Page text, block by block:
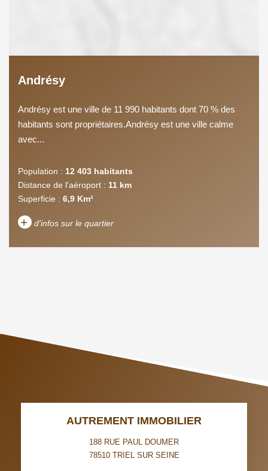
Andrésy
Andrésy est une ville de 11 990 habitants dont 70 % des
habitants sont propriétaires.Andrésy est une ville calme
avec...
Population : 12 403 habitants
Distance de l'aéroport : 11 km
Superficie : 6,9 Km²
+ d'infos sur le quartier
TAUX DE PROPRIÉTAIRES
PART DES MÉNAGES SANS
AUTREMENT IMMOBILIER
188 RUE PAUL DOUMER
78510 TRIEL SUR SEINE